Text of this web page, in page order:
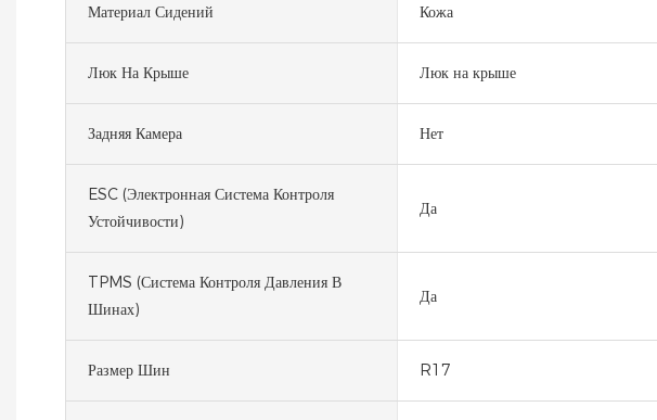
Материал Сидений Кожа
Люк На Крыше Люк на крыше
Задняя Камера Нет
ESC (электронная Система Контроля
Устойчивости)
Да
TPMS (система Контроля Давления В
Шинах)
Да
Размер Шин R17